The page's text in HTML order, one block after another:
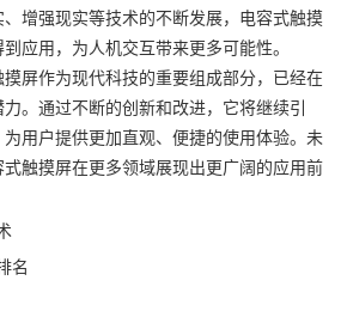
增强现实等技术的不断发展，电容式触摸
应用，为人机交互带来更多可能性。
屏作为现代科技的重要组成部分，已经在
。通过不断的创新和改进，它将继续引
用户提供更加直观、便捷的使用体验。未
触摸屏在更多领域展现出更广阔的应用前
名